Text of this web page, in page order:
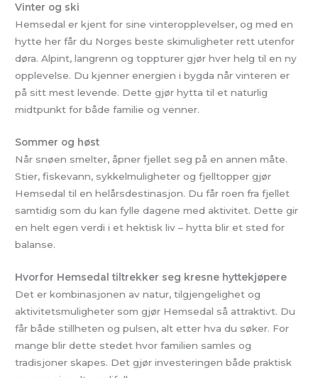
Vinter og ski
Hemsedal er kjent for sine vinteropplevelser, og med en
hytte her får du Norges beste skimuligheter rett utenfor
døra. Alpint, langrenn og toppturer gjør hver helg til en ny
opplevelse. Du kjenner energien i bygda når vinteren er
på sitt mest levende. Dette gjør hytta til et naturlig
midtpunkt for både familie og venner.
Sommer og høst
Når snøen smelter, åpner fjellet seg på en annen måte.
Stier, fiskevann, sykkelmuligheter og fjelltopper gjør
Hemsedal til en helårsdestinasjon. Du får roen fra fjellet
samtidig som du kan fylle dagene med aktivitet. Dette gir
en helt egen verdi i et hektisk liv – hytta blir et sted for
balanse.
Hvorfor Hemsedal tiltrekker seg kresne hyttekjøpere
Det er kombinasjonen av natur, tilgjengelighet og
aktivitetsmuligheter som gjør Hemsedal så attraktivt. Du
får både stillheten og pulsen, alt etter hva du søker. For
mange blir dette stedet hvor familien samles og
tradisjoner skapes. Det gjør investeringen både praktisk